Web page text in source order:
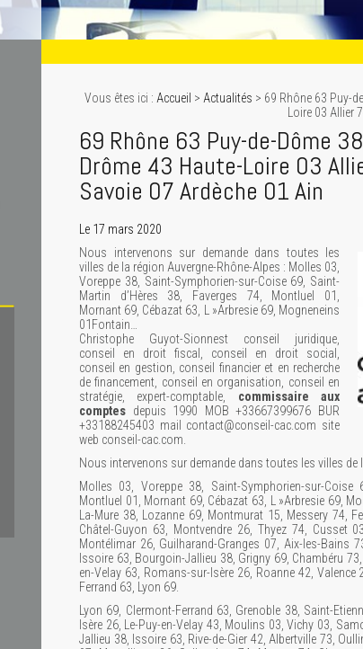
Vous êtes ici : Accueil > Actualités > 69 Rhône 63 Puy-
Loire 03 Allier
69 Rhône 63 Puy-de-Dôme
Drôme 43 Haute-Loire 03
Savoie 07 Ardèche 01 Ain
Le 17 mars 2020
Nous intervenons sur demande dans toutes les
villes de la région Auvergne-Rhône-Alpes : Molles 03,
Voreppe 38, Saint-Symphorien-sur-Coise 69, Saint-
Martin d’Hères 38, Faverges 74, Montluel 01,
Mornant 69, Cébazat 63, L »Arbresie 69, Mogneneins
01Fontain…
Christophe Guyot-Sionnest conseil juridique,
conseil en droit fiscal, conseil en droit social,
conseil en gestion, conseil financier et en recherche
de financement, conseil en organisation, conseil en
stratégie, expert-comptable, commissaire aux
comptes depuis 1990 MOB +33667399676 BUR
+33188245403 mail contact@conseil-cac.com site
web conseil-cac.com.
Nous intervenons sur demande dans toutes les villes de
Molles 03, Voreppe 38, Saint-Symphorien-sur-Coise
Montluel 01, Mornant 69, Cébazat 63, L »Arbresie 69,
La-Mure 38, Lozanne 69, Montmurat 15, Messery 74,
Châtel-Guyon 63, Montvendre 26, Thyez 74, Cusset
Montélimar 26, Guilharand-Granges 07, Aix-les-Bains
Issoire 63, Bourgoin-Jallieu 38, Grigny 69, Chambéru
en-Velay 63, Romans-sur-Isère 26, Roanne 42,
Ferrand 63, Lyon 69.
Lyon 69, Clermont-Ferrand 63, Grenoble 38, Saint-
Isère 26, Le-Puy-en-Velay 43, Moulins 03, Vichy 03,
Jallieu 38, Issoire 63, Rive-de-Gier 42, Albertville 73,